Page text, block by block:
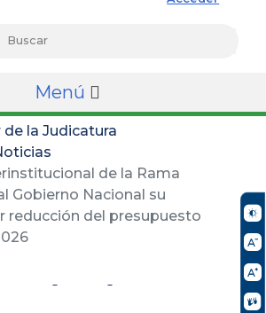
Menú
la Judicatura
de la Rama
Gobierno Nacional su
reducción del presupuesto